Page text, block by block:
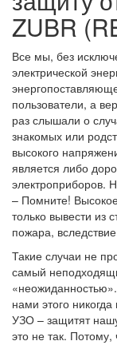
ZUBR
Все мы, без
электрической
пользователи, а
раз слышали о
знакомых или
высокого
является либо
электроприборов.
– Помните!
только вывести из
пожара,
Такие случаи не
самый
нами этого
УЗО – защитят
это не так. Потому,